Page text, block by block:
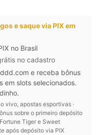
e saque via PIX em
no Brasil
no cadastro
e receba bônus
em slots selecionados.
vivo, apostas esportivas ·
sobre o primeiro depósito
Tiger e Sweet
após depósito via PIX